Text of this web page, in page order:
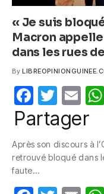
« Je suis
Macron
dans les rues
By
F
a
e
b
T
w
itt
er
E
m
Partager
Après son discours à
retrouvé bloqué dans
faute…